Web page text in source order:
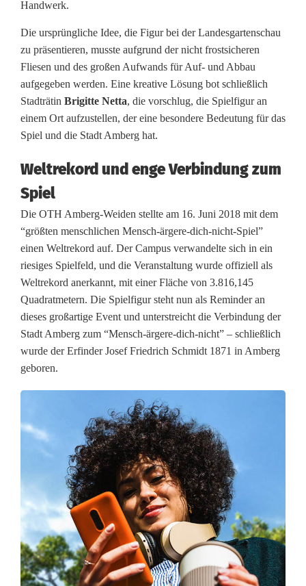
e
l
f
i
u
r
z
i
e
r
t
O
A
b
e
r
g
Handwerk.
Die ursprüngliche Idee, die Figur bei der Landesgartenschau
zu präsentieren, musste aufgrund der nicht frostsicheren
Fliesen und des großen Aufwands für Auf- und Abbau
aufgegeben werden. Eine kreative Lösung bot schließlich
Stadträtin Brigitte Netta, die vorschlug, die Spielfigur an
einem Ort aufzustellen, der eine besondere Bedeutung für das
Spiel und die Stadt Amberg hat.
Weltrekord und enge Verbindung zum
Spiel
Die OTH Amberg-Weiden stellte am 16. Juni 2018 mit dem
“größten menschlichen Mensch-ärgere-dich-nicht-Spiel”
einen Weltrekord auf. Der Campus verwandelte sich in ein
riesiges Spielfeld, und die Veranstaltung wurde offiziell als
Weltrekord anerkannt, mit einer Fläche von 3.816,145
Quadratmetern. Die Spielfigur steht nun als Reminder an
dieses großartige Event und unterstreicht die Verbindung der
Stadt Amberg zum “Mensch-ärgere-dich-nicht” – schließlich
wurde der Erfinder Josef Friedrich Schmidt 1871 in Amberg
geboren.